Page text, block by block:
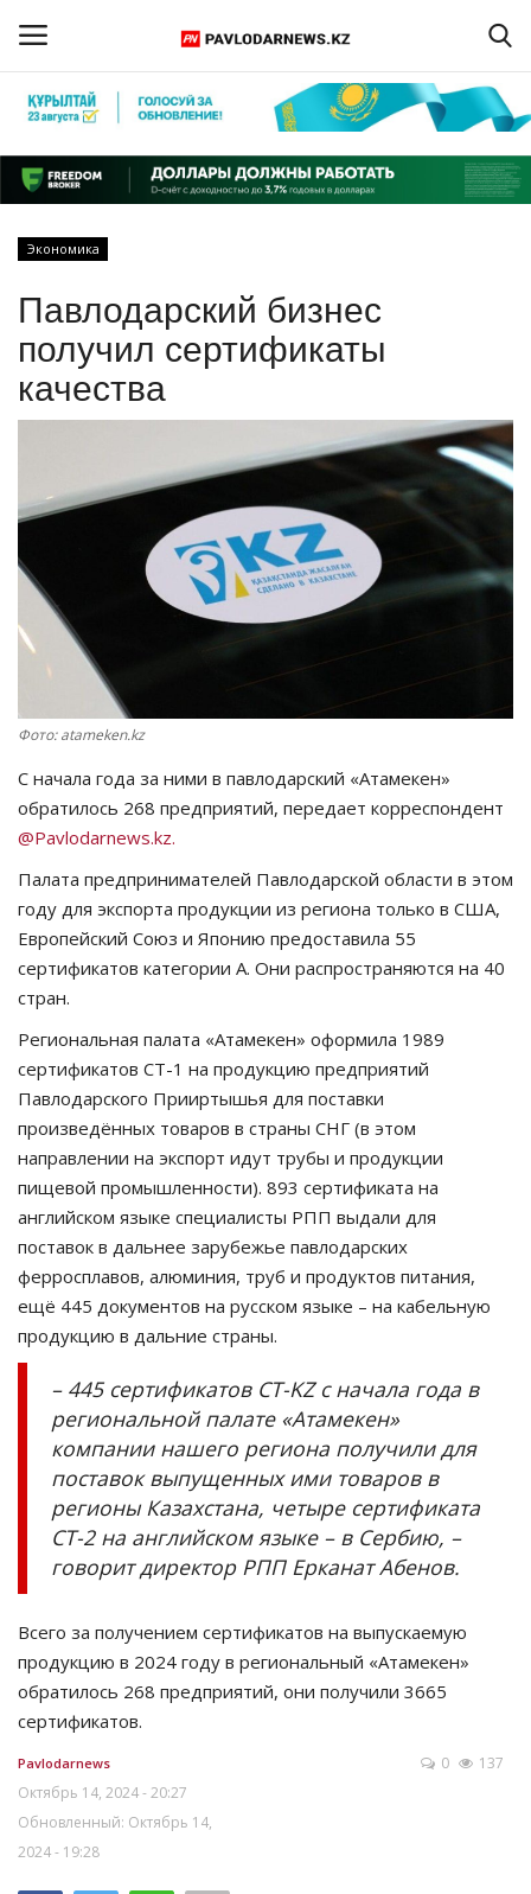
Регистрация
Главная
ПАВЛОДАРСКАЯ ОБЛАСТЬ
КАЗАХСТАН
СПЕЦПРОЕКТЫ
СПОРТ
Чек-лист
РАЗВЛЕЧЕНИЯ
Курултай
Язык
Қазақша Русский
Экономика
Павлодарский бизнес
получил сертификаты
качества
Фото: atameken.kz
С начала года за ними в павлодарский «Атамекен»
обратилось 268 предприятий, передает корреспондент
@Pavlodarnews.kz.
Палата предпринимателей Павлодарской области в этом
году для экспорта продукции из региона только в США,
Европейский Союз и Японию предоставила 55
сертификатов категории А. Они распространяются на 40
стран.
Региональная палата «Атамекен» оформила 1989
сертификатов СТ-1 на продукцию предприятий
Павлодарского Прииртышья для поставки
произведённых товаров в страны СНГ (в этом
направлении на экспорт идут трубы и продукции
пищевой промышленности). 893 сертификата на
английском языке специалисты РПП выдали для
поставок в дальнее зарубежье павлодарских
ферросплавов, алюминия, труб и продуктов питания,
ещё 445 документов на русском языке – на кабельную
продукцию в дальние страны.
– 445 сертификатов СТ-KZ с начала года в
региональной палате «Атамекен»
компании нашего региона получили для
поставок выпущенных ими товаров в
регионы Казахстана, четыре сертификата
СТ-2 на английском языке – в Сербию, –
говорит директор РПП Ерканат Абенов.
Всего за получением сертификатов на выпускаемую
продукцию в 2024 году в региональный «Атамекен»
обратилось 268 предприятий, они получили 3665
сертификатов.
Pavlodarnews
Октябрь 14, 2024 - 20:27
Обновленный: Октябрь 14,
2024 - 19:28
0 137